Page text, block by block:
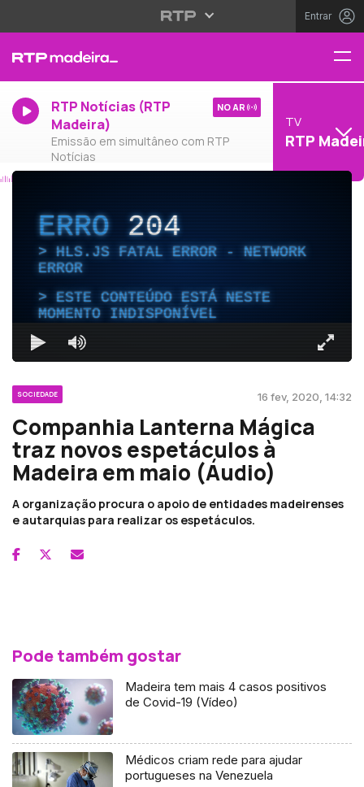
Entrar
RTP Notícias (RTP
Madeira)
Emissão em simultâneo com RTP
Notícias
NO AR
TV
RTP
ERRO204
HLS.JS FATAL ERROR - NETWORK
ERROR
ESTE CONTEÚDO ESTÁ NESTE
MOMENTO INDISPONÍVEL
SOCIEDADE 16 fev, 2020, 14:32
Companhia Lanterna Mágica
traz novos espetáculos à
Madeira em maio (Áudio)
A organização procura o apoio de entidades madeirenses
e autarquias para realizar os espetáculos.
Pode também gostar
Madeira tem mais 4 casos positivos
de Covid-19 (Vídeo)
Médicos criam rede para ajudar
portugueses na Venezuela